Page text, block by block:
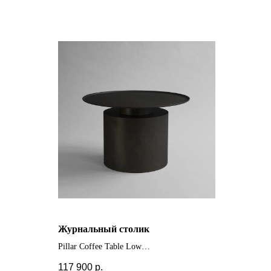
Журнальный столик
Pillar Coffee Table Low
117 900 р.